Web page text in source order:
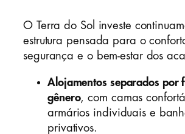
O Terra do Sol investe
estrutura pensada para o
segurança e o bem-estar dos
Alojamentos separados por
gênero, com camas
armários individuais e
privativos.